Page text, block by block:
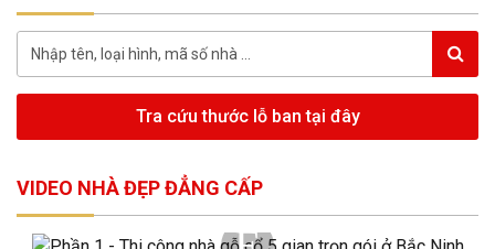
Tra cứu thước lỗ ban tại đây
VIDEO NHÀ ĐẸP ĐẲNG CẤP